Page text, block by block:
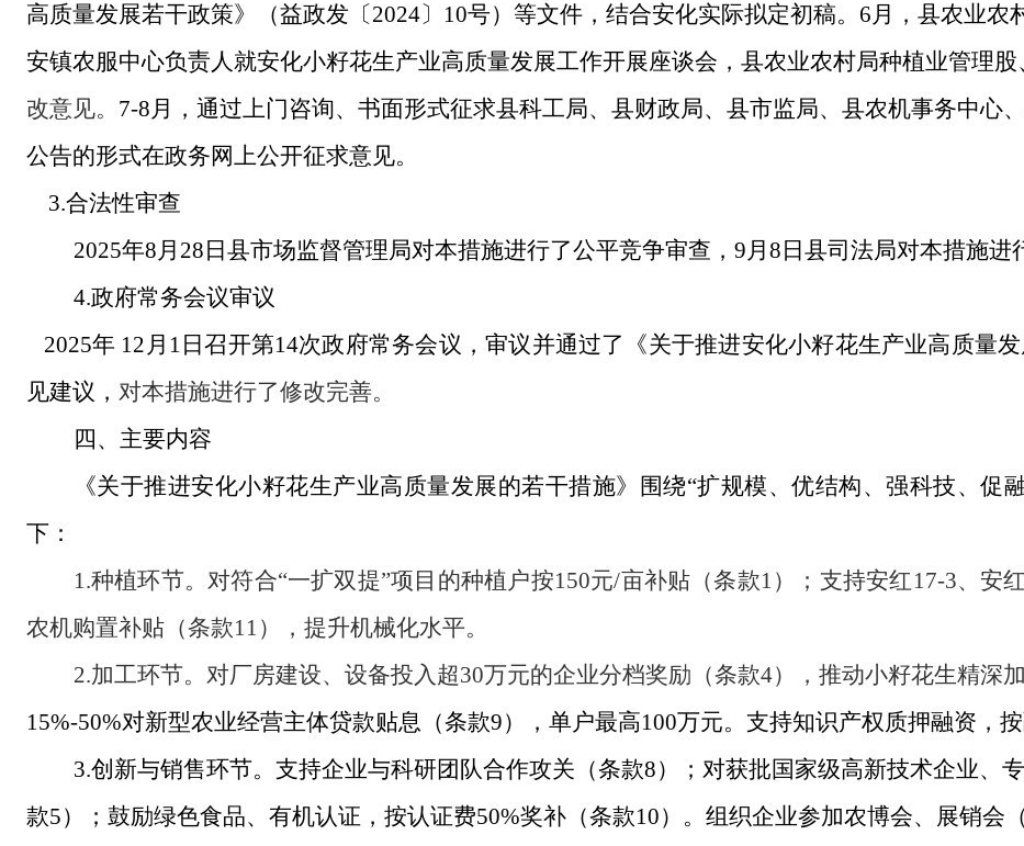
高质量发展若干政策》（益政发〔2024〕10号）等文件，结合安化实际拟定初稿。6月，县农业农
安镇农服中心负责人就安化小籽花生产业高质量发展工作开展座谈会， 县农业农村局种植业管理股
改意见。 7-8月，通过上门咨询、书面形式征求县科工局、县财政局、县市监局、县农机事务中心
公告的形式在政务网上公开征求意见。
3.合法性审查​
2025年8月28日县市场监督管理局对本措施进行了公平竞争审查，9月8日县司法局对本措施
4.政府常务会议审议
2025年 12月1日召开第14次政府常务会议，审议并通过了《关于推进安化小籽花生产业高质量
见建议， 对本措施进行了修改完善。
四、主要内容
《关于推进安化小籽花生产业高质量发展的若干措施》围绕“扩规模、优结构、强科技、促
下：
1.种植环节。对符合“一扩双提”项目的种植户按150元/亩补贴（条款1）；支持安红17-3、安
农机购置补贴（条款11），提升机械化水平。
2.加工环节。对厂房建设、设备投入超30万元的企业分档奖励（条款4），推动小籽花生精深加
15%-50%对新型农业经营主体贷款贴息（条款9），单户最高100万元。支持知识产权质押融资，
3.创新与销售环节。支持企业与科研团队合作攻关（条款8）；对获批国家级高新技术企业、
款5）；鼓励绿色食品、有机认证，按认证费50%奖补（条款10）。组织企业参加农博会、展销会